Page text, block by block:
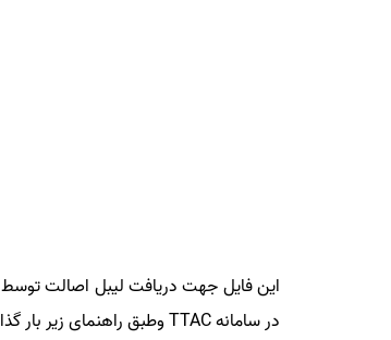
این فایل جهت دریافت لیبل اصالت توسط
در سامانه TTAC وطبق راهنمای زیر بار گذاری نمایند.